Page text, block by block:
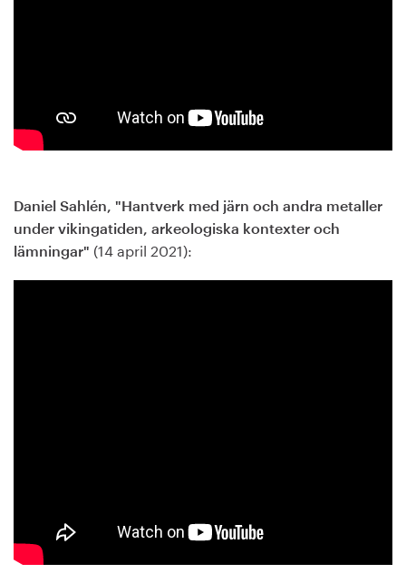
Daniel Sahlén, "Hantverk med järn och andra metaller
under vikingatiden, arkeologiska kontexter och
lämningar" (14 april 2021):